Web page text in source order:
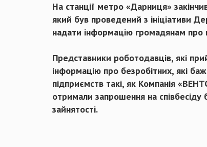
На станції метро «Дарниця»
який був проведений з ініціативи
надати інформацію громадянам про
Представники роботодавців, які
інформацію про безробітних, які
підприємств такі, як Компанія
отримали запрошення на співбесіду
зайнятості.